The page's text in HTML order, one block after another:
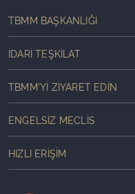
TBMM BAŞKANLIĞI
İDARI TEŞKILAT
TBMM'YI ZIYARET EDIN
ENGELSIZ MECLIS
HIZLI ERIŞIM